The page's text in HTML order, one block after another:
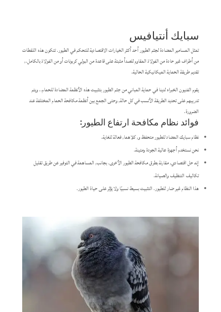
سبايك أنتيافيس
تمثل المسامير المضادة لجثم الطيور أحد أكثر الخيارات الاقتصادية للتحكم في الطيور. تتكون هذه اللقطات
من أطراف غير حادة من الفولاذ المقاوم للصدأ مثبتة على قاعدة من البولي كربونات أو من الفولاذ بالكامل.,
تقديم طريقة الحماية الميكانيكية الحالية.
يقوم الفنيون الخبراء لدينا في حماية المباني من جثم الطيور بتثبيت هذه الأنظمة المضادة للحمام.. ويتم
تدريبهم على تحديد الطريقة الأنسب في كل حالة, وحتى الجمع بين أنظمة مكافحة الحمام المختلفة عند
الضرورة.
فوائد نظام مكافحة ارتفاع الطيور:
نظام سبايك المضاد للطيور متحفظ و, كلاهما, فعالة للغاية.
نحن نستخدم أجهزة عالية الجودة ومتينة.
إنه حل اقتصادي, مقارنة بطرق مكافحة الطيور الأخرى. بجانب, المساهمة في التوفير عن طريق تقليل
تكاليف التنظيف والصيانة.
هذا النظام غير ضار للطيور. التثبيت بسيط نسبيًا ولا يؤثر على حياة الطيور.